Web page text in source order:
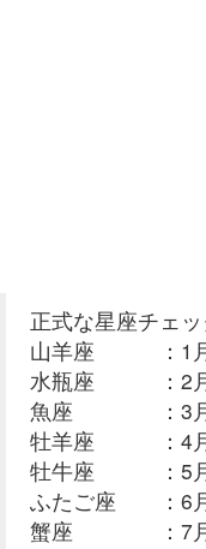
正式な星座チェ
山羊座 ：1月
水瓶座 ：2月
魚座 ：3月
牡羊座 ：4月
牡牛座 ：5月
ふたご座 ：6月
蟹座 ：7月